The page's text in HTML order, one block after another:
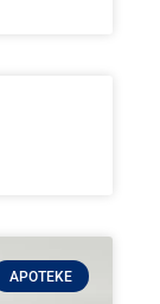
APOTEKE